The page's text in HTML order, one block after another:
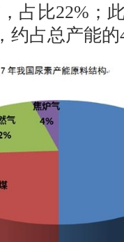
占比22%；
约占总产能的